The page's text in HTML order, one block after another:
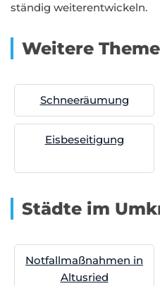
ständig weiterentwickeln.
Weitere
Schneeräumung
Eisbeseitigung
Städte im
Notfallmaßnahmen in
Altusried